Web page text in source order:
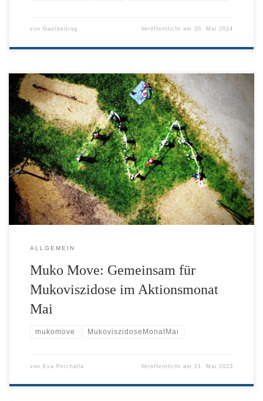
von Gastbeitrag Veröffentlicht am30. Mai 2024
Wir haben uns mit einer Wanderung am muko.move beteiligt. Im
Aktionsmonat Mai wollen wir so auf Mukoviszidose aufmerksam
machen.
ALLGEMEIN
Muko Move: Gemeinsam für
Mukoviszidose im Aktionsmonat
Mai
mukomove MukoviszidoseMonatMai
von Eva Perchalla Veröffentlicht am 21. Mai 2023